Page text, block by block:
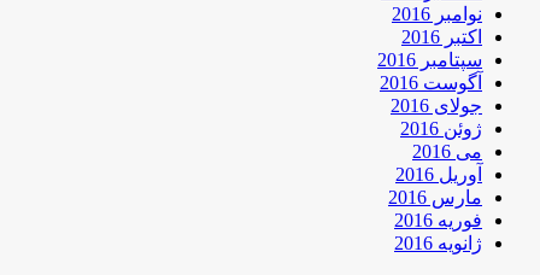
نوامبر 2016
اکتبر 2016
سپتامبر 2016
آگوست 2016
جولای 2016
ژوئن 2016
می 2016
آوریل 2016
مارس 2016
فوریه 2016
ژانویه 2016